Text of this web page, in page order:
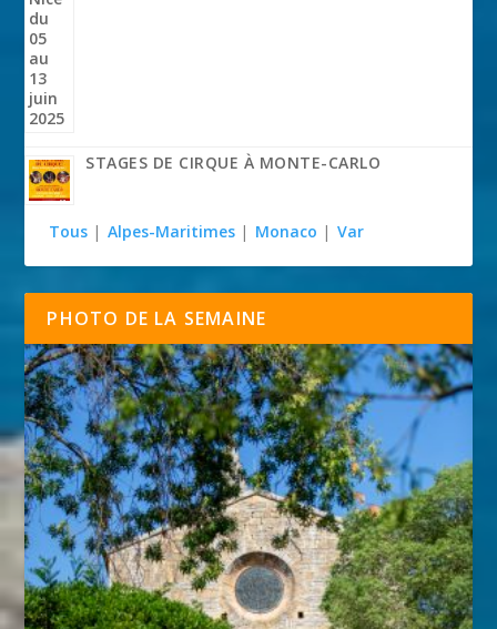
STAGES DE CIRQUE À MONTE-CARLO
Tous | Alpes-Maritimes | Monaco | Var
PHOTO DE LA SEMAINE